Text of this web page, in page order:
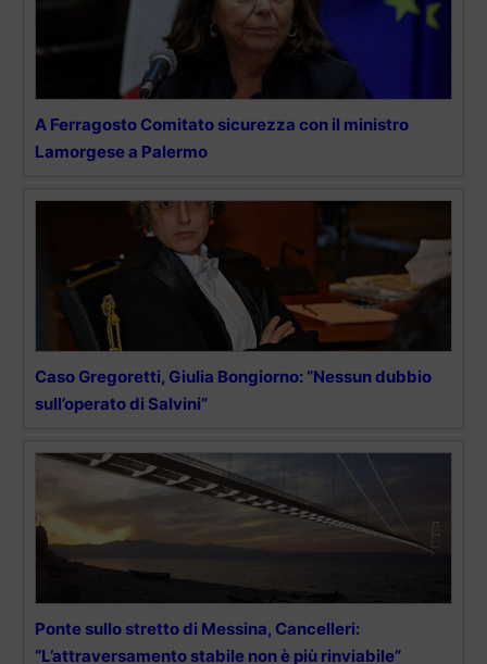
A Ferragosto Comitato sicurezza con il ministro
Lamorgese a Palermo
Caso Gregoretti, Giulia Bongiorno: “Nessun dubbio
sull’operato di Salvini”
Ponte sullo stretto di Messina, Cancelleri:
“L’attraversamento stabile non è più rinviabile”